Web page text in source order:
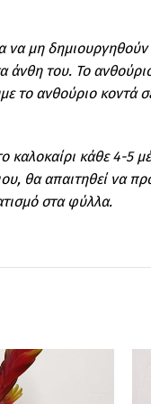
να μη
του. Το
το ανθούριο κοντά
κάθε 4-5
θα απαιτηθεί να
στα φύλλα.